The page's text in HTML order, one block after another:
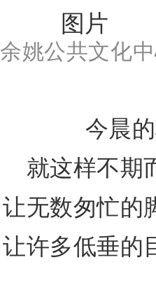
余姚公共文化
今晨
就这样不期
让无数匆忙的
让许多低垂的